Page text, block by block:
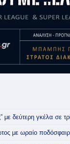
δεύτερη γκέλα σε
με ωραίο